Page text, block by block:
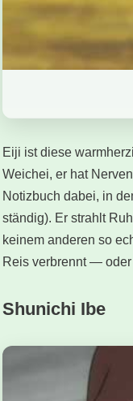
Eiji ist diese
Weichei, er hat
Notizbuch dabei, in
ständig). Er strahlt
keinem anderen so
Reis verbrennt —
Shunichi Ibe